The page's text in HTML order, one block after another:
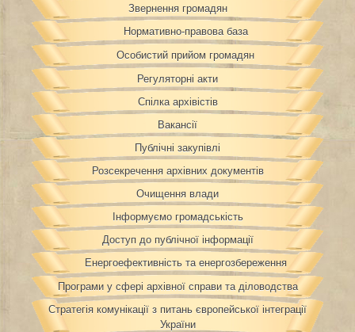
Звернення громадян
Нормативно-правова база
Особистий прийом громадян
Регуляторні акти
Спілка архівістів
Вакансії
Публічні закупівлі
Розсекречення архівних документів
Очищення влади
Інформуємо громадськість
Доступ до публічної інформації
Енергоефективність та енергозбереження
Програми у сфері архівної справи та діловодства
Стратегія комунікації з питань європейської інтеграції
України